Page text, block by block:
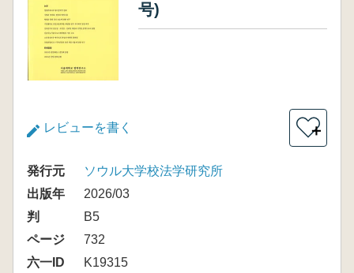
号)
レビューを書く ＋
発行元
ソウル大学校法学研究所
出版年
2026/03
判
B5
ページ
732
六一ID
K19315